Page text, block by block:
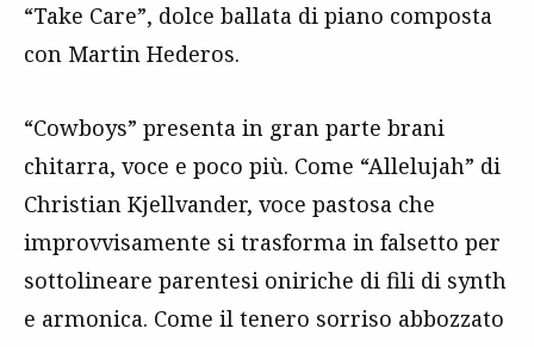
“Take Care”, dolce ballata di piano composta
con Martin Hederos.
“Cowboys” presenta in gran parte brani
chitarra, voce e poco più. Come “Allelujah” di
Christian Kjellvander, voce pastosa che
improvvisamente si trasforma in falsetto per
sottolineare parentesi oniriche di fili di synth
e armonica. Come il tenero sorriso abbozzato